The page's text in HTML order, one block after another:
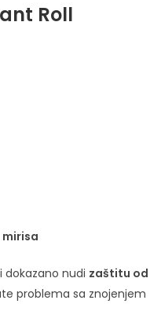
Roll
Eucerin Anti-
Eucerin
dokazano nudi zaštitu od
problema sa znojenjem